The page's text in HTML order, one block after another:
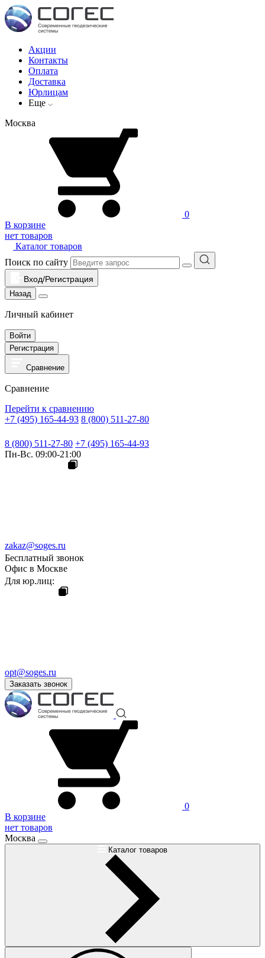
Акции
Контакты
Оплата
Доставка
Юрлицам
Еще
Москва
0
В корзине
нет товаров
Каталог товаров
Поиск по сайту
Вход/Регистрация
Назад
Личный кабинет
Войти
Регистрация
Сравнение
Сравнение
Перейти к сравнению
+7 (495) 165-44-93 8 (800) 511-27-80
8 (800) 511-27-80 +7 (495) 165-44-93
Пн-Вс. 09:00-21:00
zakaz@soges.ru
Бесплатный звонок
Офис в Москве
Для юр.лиц:
opt@soges.ru
Заказать звонок
0
В корзине
нет товаров
Москва
Каталог товаров